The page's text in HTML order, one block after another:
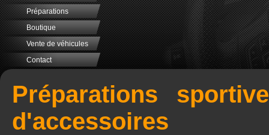
Préparations
Boutique
Vente de véhicules
Contact
Préparations
d'accessoires